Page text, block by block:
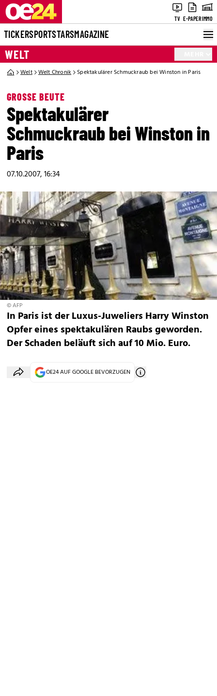
TV E-PAPERIMMO
TICKERSPORTSTARSMAGAZINE
WELT
Welt Welt Chronik Spektakulärer Schmuckraub bei Winston in Paris
GROSSE BEUTE
Spektakulärer
Schmuckraub bei Winston in
Paris
07.10.2007, 16:34
© AFP
In Paris ist der Luxus-Juweliers Harry Winston
Opfer eines spektakulären Raubs geworden.
Der Schaden beläuft sich auf 10 Mio. Euro.
OE24 AUF GOOGLE BEVORZUGEN